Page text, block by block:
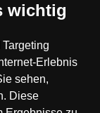
wichtig
Erlebnis
sehen,
Diese